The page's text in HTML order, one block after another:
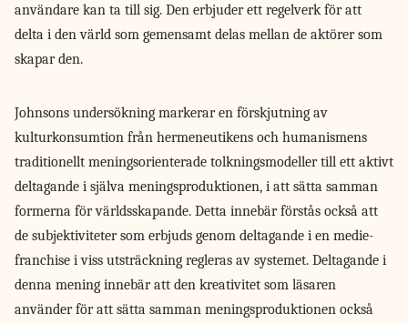
användare kan ta till sig. Den erbjuder ett regelverk för att
delta i den värld som gemensamt delas mellan de aktörer som
skapar den.
Johnsons undersökning markerar en förskjutning av
kulturkonsumtion från hermeneutikens och humanismens
traditionellt meningsorienterade tolkningsmodeller till ett aktivt
deltagande i själva meningsproduktionen, i att sätta samman
formerna för världsskapande. Detta innebär förstås också att
de subjektiviteter som erbjuds genom deltagande i en medie-
franchise i viss utsträckning regleras av systemet. Deltagande i
denna mening innebär att den kreativitet som läsaren
använder för att sätta samman meningsproduktionen också